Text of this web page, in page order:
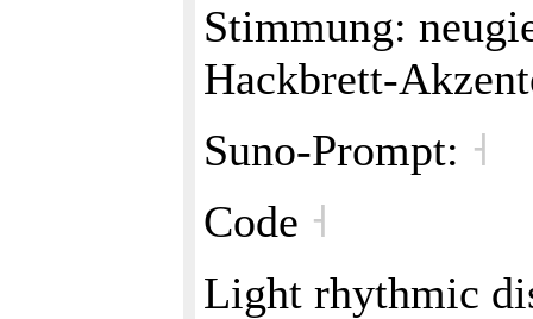
Stimmung:
Suno‑Prompt: ˧
Code ˧
Light rhythmic